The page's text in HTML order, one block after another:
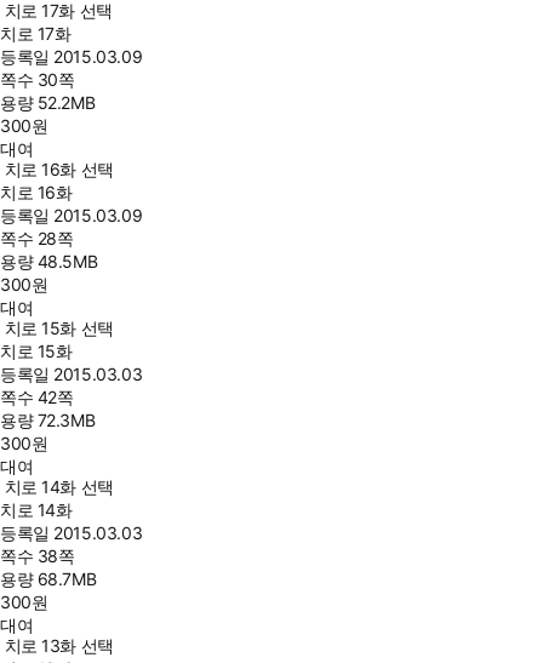
치로 17화 선택
치로 17화
등록일 2015.03.09
쪽수 30쪽
용량 52.2MB
300원
대여
치로 16화 선택
치로 16화
등록일 2015.03.09
쪽수 28쪽
용량48.5MB
300원
대여
치로 15화 선택
치로 15화
등록일 2015.03.03
쪽수 42쪽
용량72.3MB
300원
대여
치로 14화 선택
치로 14화
등록일 2015.03.03
쪽수 38쪽
용량 68.7MB
300원
대여
치로 13화 선택